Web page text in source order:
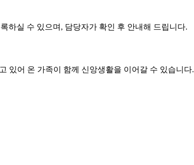
하실 수 있으며, 담당자가 확인 후 안내해 드립니다.
있어 온 가족이 함께 신앙생활을 이어갈 수 있습니다.